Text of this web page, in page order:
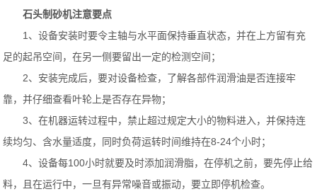
石头制砂机注意要点
1、设备安装时要令主轴与水平面保持垂直状态，并在上方留有充
足的起吊空间，在另一侧要留出一定的检测空间；
2、安装完成后，要对设备检查，了解各部件润滑油是否连接牢
靠，并仔细查看叶轮上是否存在异物；
3、在机器运转过程中，禁止超过规定大小的物料进入，并保持连
续均匀、含水量适度，同时负荷运转时间维持在8-24个小时；
4、设备每100小时就要及时添加润滑脂，在停机之前，要先停止给
料，且在运行中，一旦有异常噪音或振动，要立即停机检查。